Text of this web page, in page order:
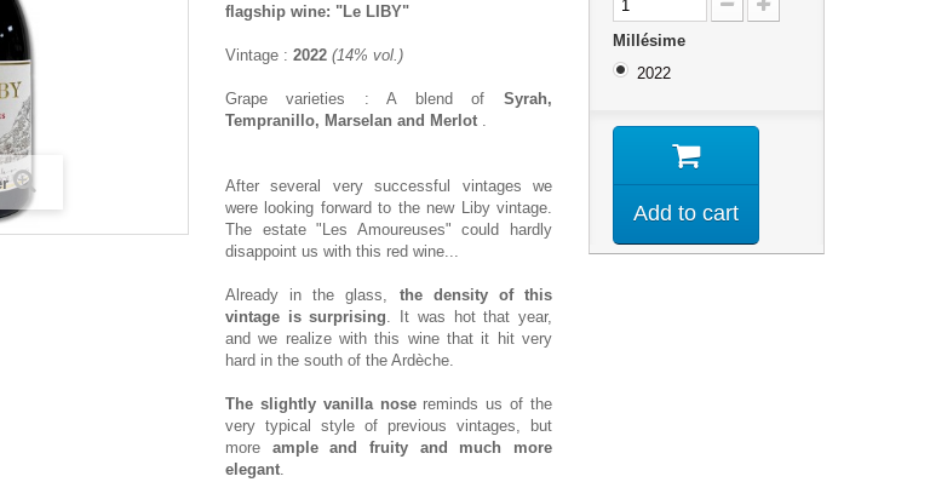
flagship wine: "Le LIBY"
Vintage : 2022 (14% vol.)
Grape varieties : A blend of Syrah,
Tempranillo, Marselan and Merlot
After several very successful vintages we
were looking forward to the new Liby vintage.
The estate "Les Amoureuses" could hardly
disappoint us with this red wine...
Already in the glass, the density of this
vintage is surprising . It was hot that year,
and we realize with this wine that it hit very
hard in the south of the Ardèche.
The slightly vanilla nosereminds us of the
very typical style of previous vintages, but
more ample and fruity and much more
elegant
Millésime
2022
Add to cart